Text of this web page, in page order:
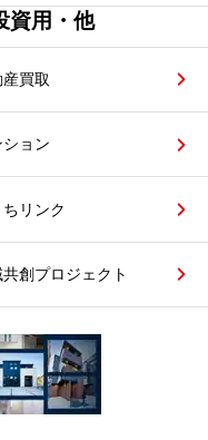
資用・他
買取
ション
ちリンク
創プロジェクト